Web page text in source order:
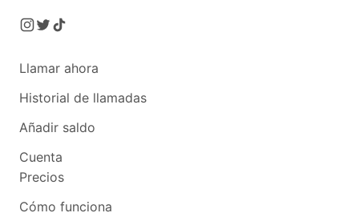
Llamar ahora
Historial de llamadas
Añadir saldo
Cuenta
Precios
Cómo funciona